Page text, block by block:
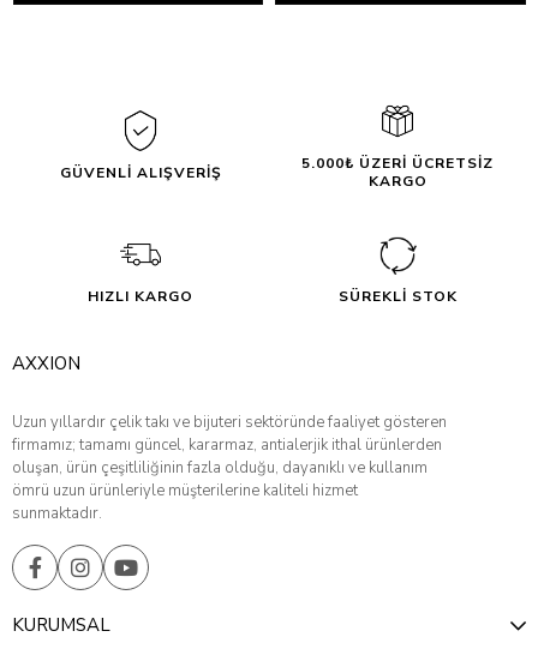
GÜVENLİ ALIŞVERİŞ
5.000₺ ÜZERİ ÜCRETSİZ
KARGO
HIZLI KARGO SÜREKLİ STOK
AXXION
Uzun yıllardır çelik takı ve bijuteri sektöründe faaliyet gösteren
firmamız; tamamı güncel, kararmaz, antialerjik ithal ürünlerden
oluşan, ürün çeşitliliğinin fazla olduğu, dayanıklı ve kullanım
ömrü uzun ürünleriyle müşterilerine kaliteli hizmet
sunmaktadır.
KURUMSAL